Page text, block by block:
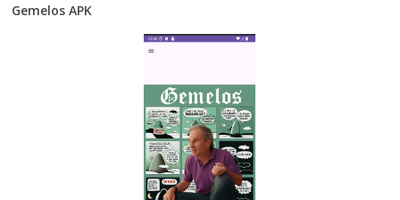
Gemelos APK